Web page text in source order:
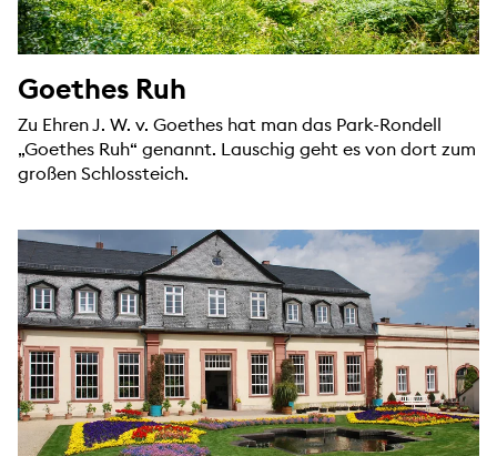
Goethes Ruh
Zu Ehren J. W. v. Goethes hat man das Park-Rondell
„Goethes Ruh“ genannt. Lauschig geht es von dort zum
großen Schlossteich.